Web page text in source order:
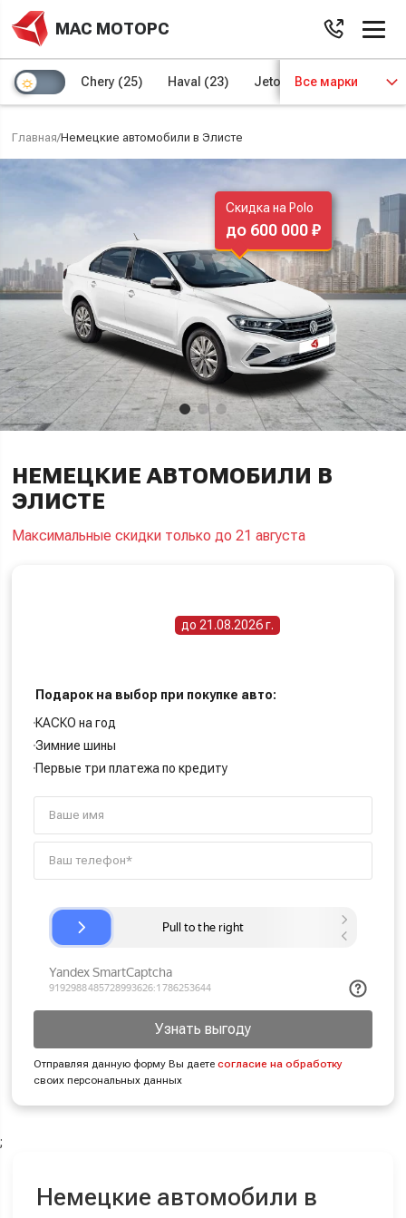
МАС МОТОРС
Chery (25) Haval (23) Jetour (8) Kaiyi (4)
Все марки
Главная/Немецкие автомобили в Элисте
НЕМЕЦКИЕ АВТОМОБИЛИ В
ЭЛИСТЕ
Максимальные скидки только до 21 августа
до 21.08.2026 г.
Подарок на выбор при покупке авто:
КАСКО на год
Зимние шины
Первые три платежа по кредиту
Узнать выгоду
Отправляя данную форму Вы даетесогласие на обработку
своих персональных данных
Скидка на Polo
до 600 000 ₽
;
Немецкие автомобили в